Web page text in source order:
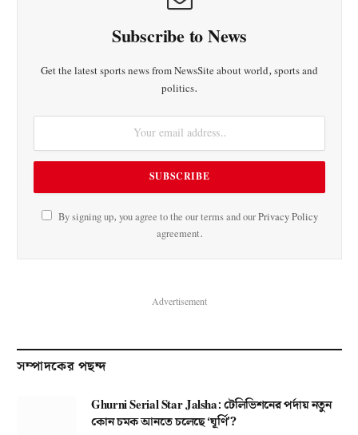
Subscribe to News
Get the latest sports news from NewsSite about world, sports and
politics.
By signing up, you agree to the our terms and ourPrivacy Policy
agreement.
Advertisement
সম্পাদকের পছন্দ
Ghurni Serial Star Jalsha: টেলিভিশনের পর্দায় নতুন
কোন চমক আনতে চলেছে ‘ঘূর্ণি’?